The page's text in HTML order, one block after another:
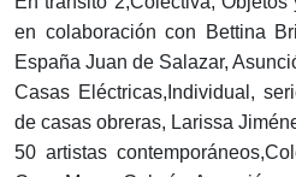
en colaboración con Bettina
España Juan de Salazar,
Casas Eléctricas,Individual,
de casas obreras, Larissa
50 artistas